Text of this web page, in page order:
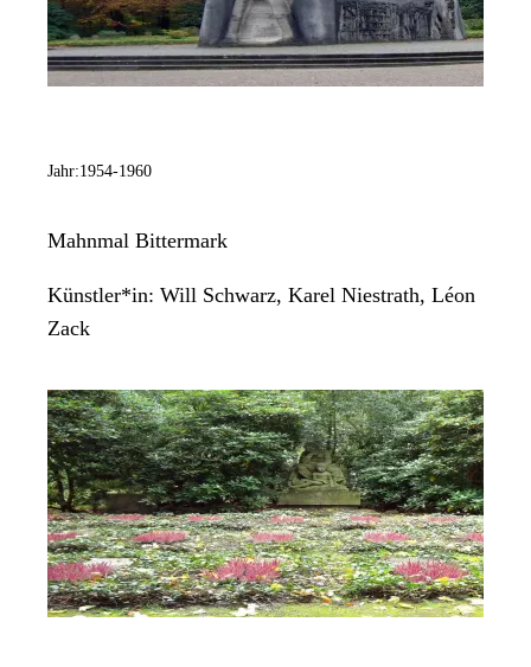
Jahr:1954-1960
Mahnmal Bittermark
Künstler*in: Will Schwarz, Karel Niestrath, Léon
Zack